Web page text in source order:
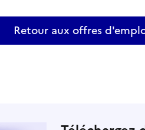
Retour aux offres